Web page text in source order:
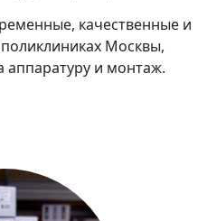
качественные и
Москвы,
аппаратуру и монтаж.